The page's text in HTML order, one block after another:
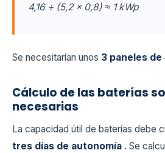
4,16 ÷ (5,2 × 0,8) ≈ 1 kWp
Se necesitarían unos 3 paneles de
Cálculo de las baterías
necesarias
La capacidad útil de baterías debe
tres días de autonomía . Se